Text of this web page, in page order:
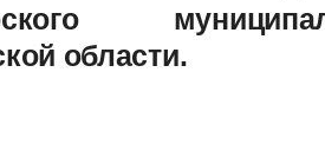
области.